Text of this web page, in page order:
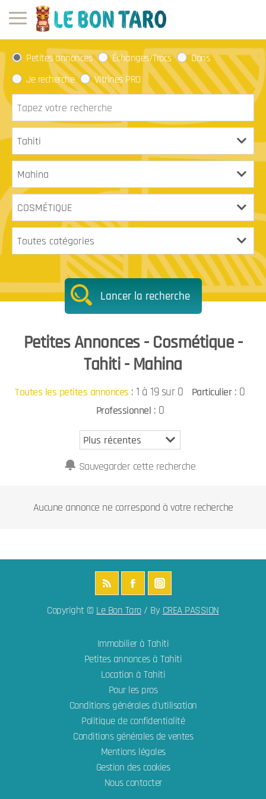
Petites annonces Échanges/Trocs
Dons
Je recherche
Vitrines PRO
Lancer la recherche
Petites Annonces - Cosmétique -
Tahiti - Mahina
Toutes les petites annonces :1 à 19 sur 0 Particulier: 0
Professionnel : 0
Sauvegarder cette recherche
Aucune annonce ne correspond à votre recherche
Copyright © Le Bon Taro/ By CREA PASSION
Immobilier à Tahiti
Petites annonces à Tahiti
Location à Tahiti
Pour les pros
Conditions générales d'utilisation
Politique de confidentialité
Conditions générales de ventes
Mentions légales
Gestion des cookies
Nous contacter